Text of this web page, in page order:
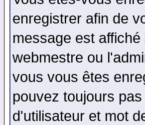
enregistrer afin de
message est
webmestre ou
vous vous êtes
pouvez toujours
d'utilisateur et mot